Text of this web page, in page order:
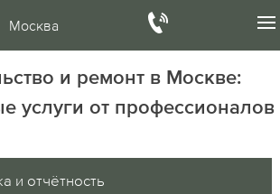
Москва
и ремонт в Москве:
услуги от профессионалов
и отчётность